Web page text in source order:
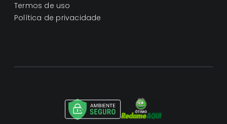
Termos de uso
Política de privacidade